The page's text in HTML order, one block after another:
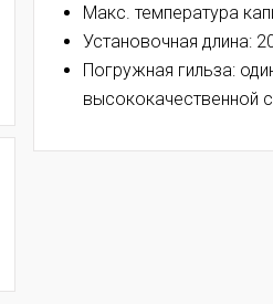
Макс. температура
Установочная длина:
Погружная гильза:
высококачественной